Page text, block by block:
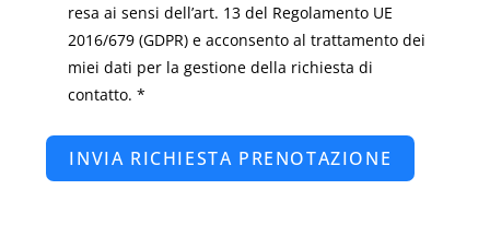
resa ai sensi dell’art. 13 del Regolamento UE
2016/679 (GDPR) e acconsento al trattamento dei
miei dati per la gestione della richiesta di
contatto. *
INVIA RICHIESTA PRENOTAZIONE